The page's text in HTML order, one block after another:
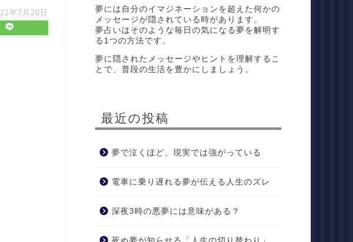
年7月20日
夢には自分のイマジネーションを超えた何かの
メッセージが隠されている時があります。
夢占いはそのような毎日の気になる夢を解明す
る1つの方法です。
夢に隠されたメッセージやヒントを理解するこ
とで、普段の生活を豊かにしましょう。
最近の投稿
夢で泣くほど、現実では強がっている
電車に乗り遅れる夢が伝える人生のズレ
深夜3時の悪夢には意味がある？